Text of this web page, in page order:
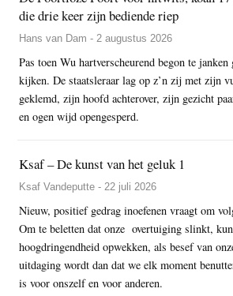
die drie keer zijn bediende riep
Hans van Dam - 2 augustus 2026
Pas toen Wu hartverscheurend begon te janken
kijken. De staatsleraar lag op z’n zij met zijn
geklemd, zijn hoofd achterover, zijn gezicht
en ogen wijd opengesperd.
Ksaf – De kunst van het geluk 1
Ksaf Vandeputte - 22 juli 2026
Nieuw, positief gedrag inoefenen vraagt om
Om te beletten dat onze overtuiging slinkt,
hoogdringendheid opwekken, als besef van
uitdaging wordt dan dat we elk moment
is voor onszelf en voor anderen.